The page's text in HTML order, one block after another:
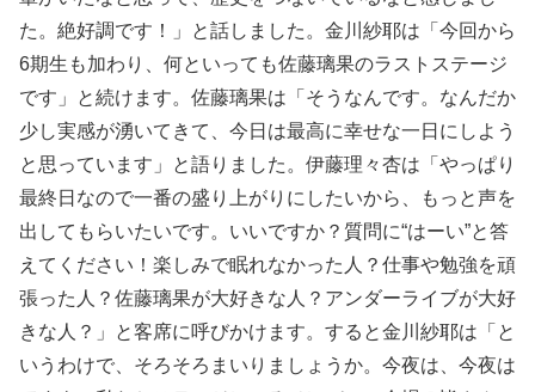
た。絶好調です！」と話しました。金川紗耶は「今回から
6期生も加わり、何といっても佐藤璃果のラストステージ
です」と続けます。佐藤璃果は「そうなんです。なんだか
少し実感が湧いてきて、今日は最高に幸せな一日にしよう
と思っています」と語りました。伊藤理々杏は「やっぱり
最終日なので一番の盛り上がりにしたいから、もっと声を
出してもらいたいです。いいですか？質問に“はーい”と答
えてください！楽しみで眠れなかった人？仕事や勉強を頑
張った人？佐藤璃果が大好きな人？アンダーライブが大好
きな人？」と客席に呼びかけます。すると金川紗耶は「と
いうわけで、そろそろまいりましょうか。今夜は、今夜は